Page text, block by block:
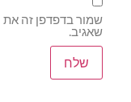
שמור בדפדפן זה
שאגיב.